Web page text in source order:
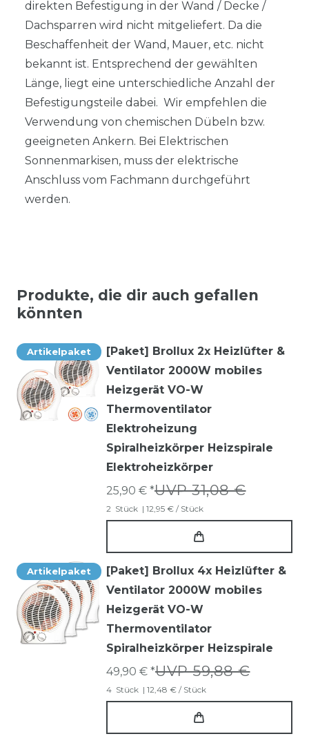
direkten Befestigung in der Wand / Decke /
Dachsparren wird nicht mitgeliefert. Da die
Beschaffenheit der Wand, Mauer, etc. nicht
bekannt ist. Entsprechend der gewählten
Länge, liegt eine unterschiedliche Anzahl der
Befestigungsteile dabei. Wir empfehlen die
Verwendung von chemischen Dübeln bzw.
geeigneten Ankern. Bei Elektrischen
Sonnenmarkisen, muss der elektrische
Anschluss vom Fachmann durchgeführt
werden.
Produkte, die dir auch gefallen
könnten
Artikelpaket
[Paket] Brollux 2x Heizlüfter &
Ventilator 2000W mobiles
Heizgerät VO-W
Thermoventilator
Elektroheizung
Spiralheizkörper Heizspirale
Elektroheizkörper
UVP 31,08 €
25,90 € *
2 Stück | 12,95 € / Stück
Artikelpaket
[Paket] Brollux 4x Heizlüfter &
Ventilator 2000W mobiles
Heizgerät VO-W
Thermoventilator
Spiralheizkörper Heizspirale
UVP 59,88 €
49,90 € *
4 Stück | 12,48 € / Stück